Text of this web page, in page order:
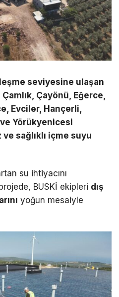
seviyesine ulaşan
Çamlık, Çayönü, Eğerce,
Evciler, Hançerli,
Yörükyenicesi
sağlıklı içme suyu
su ihtiyacını
BUSKİ ekipleri dış
yoğun mesaiyle